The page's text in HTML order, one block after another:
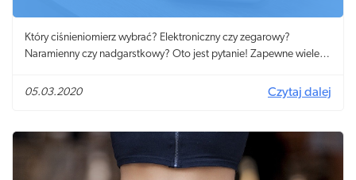
Który ciśnieniomierz wybrać? Elektroniczny czy zegarowy?
Naramienny czy nadgarstkowy? Oto jest pytanie! Zapewne wiele
dylematem i zadaje sobie właśnie pytanie jaki ciśnieniomierz kupić,
05.03.2020 Czytaj dalej